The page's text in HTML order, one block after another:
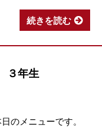
続きを読む
３年生
メニューです。